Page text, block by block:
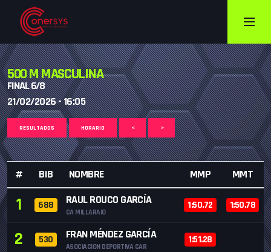
500 M MASCULINA
FINAL 6/8
21/02/2026 - 16:05
RESULTADOS HORARIO < >
# BIB NOMBRE MMP MMT
1 688 RAUL ROUCO GARCÍA
CA MILLARAIO
1:50.72 1:50.78
2 530 FRAN MÉNDEZ GARCÍA
ASOCIACION DEPORTIVA CAR
1:51.28